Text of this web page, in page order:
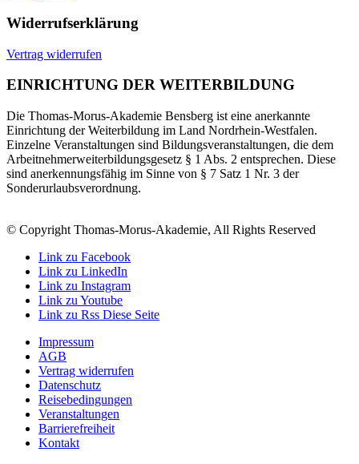
Widerrufserklärung
Vertrag widerrufen
EINRICHTUNG DER WEITERBILDUNG
Die Thomas-Morus-Akademie Bensberg ist eine anerkannte
Einrichtung der Weiterbildung im Land Nordrhein-Westfalen.
Einzelne Veranstaltungen sind Bildungsveranstaltungen, die dem
Arbeitnehmerweiterbildungsgesetz § 1 Abs. 2 entsprechen. Diese
sind anerkennungsfähig im Sinne von § 7 Satz 1 Nr. 3 der
Sonderurlaubsverordnung.
© Copyright Thomas-Morus-Akademie, All Rights Reserved
Link zu Facebook
Link zu LinkedIn
Link zu Instagram
Link zu Youtube
Link zu Rss Diese Seite
Impressum
AGB
Vertrag widerrufen
Datenschutz
Reisebedingungen
Veranstaltungen
Barrierefreiheit
Kontakt